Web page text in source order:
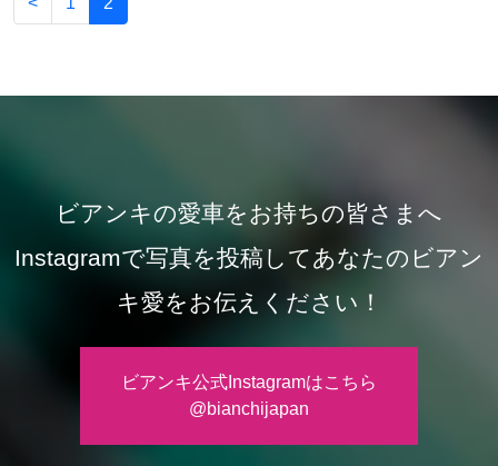
ビアンキの愛車をお持ちの皆さまへ
Instagramで写真を投稿してあなたのビアン
キ愛をお伝えください！
ビアンキ公式Instagramはこちら
@bianchijapan